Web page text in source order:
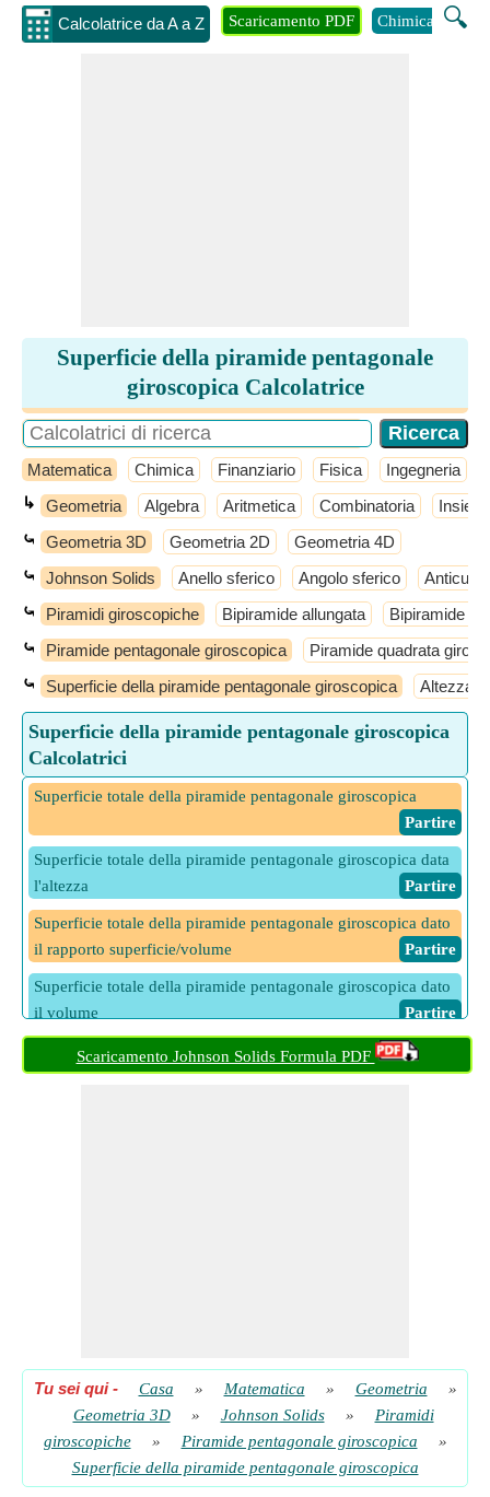
Calcolatrice da A a Z 🔍
Scaricamento PDF Chimica
Superficie della piramide pentagonale
giroscopica Calcolatrice
Matematica Chimica Finanziario Fisica Ingegneria
↳ Geometria Algebra Aritmetica Combinatoria
⤿ Geometria 3D Geometria 2D Geometria 4D
⤿ Johnson Solids Anello sferico Angolo sferico Anticube
⤿ Piramidi giroscopiche Bipiramide allungata Bipiramide
⤿ Piramide pentagonale giroscopica Piramide quadrata
⤿ Superficie della piramide pentagonale giroscopica Altezza
Superficie della piramide pentagonale giroscopica
Calcolatrici
Superficie totale della piramide pentagonale giroscopica
​ Partire
Superficie totale della piramide pentagonale giroscopica data
l'altezza
​ Partire
Superficie totale della piramide pentagonale giroscopica dato
il rapporto superficie/volume
​ Partire
Superficie totale della piramide pentagonale giroscopica dato
il volume
​ Partire
Scaricamento Johnson Solids Formula PDF
Tu sei qui- Casa » Matematica » Geometria
»
Geometria 3D
» Johnson Solids »
Piramidi
giroscopiche
» Piramide pentagonale giroscopica
»
Superficie della piramide pentagonale giroscopica